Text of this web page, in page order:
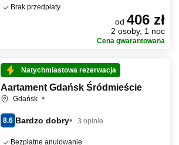
Brak przedpłaty
od 406 zł
2 osoby, 1 noc
Cena gwarantowana
Natychmiastowa rezerwacja
Aartament Gdańsk Śródmieście
Gdańsk
8.6 Bardzo dobry 3 opinie
Bezpłatne anulowanie